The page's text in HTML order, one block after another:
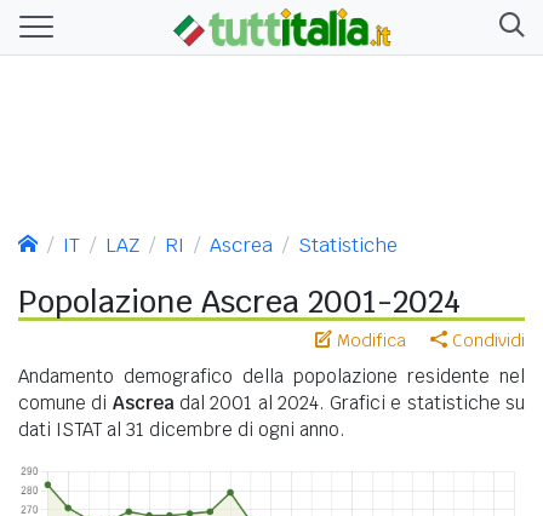
IT LAZ RI Ascrea Statistiche
Popolazione Ascrea 2001-2024
Modifica Condividi
Andamento demografico della popolazione residente nel
comune di Ascrea dal 2001 al 2024. Grafici e statistiche su
dati ISTAT al 31 dicembre di ogni anno.